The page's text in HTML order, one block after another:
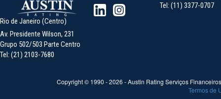
Tel: (11) 3377-0707
Rio de Janeiro (Centro)
Av. Presidente Wilson, 231
Grupo 502/503 Parte Centro
Tel: (21) 2103-7680
Copyright © 1990 -2026 - Austin Rating Serviços
Termos de